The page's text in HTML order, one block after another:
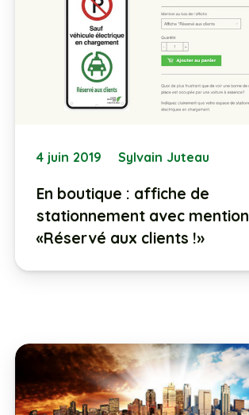
4 juin 2019 Sylvain Juteau
En boutique : affiche de
stationnement avec mention
«Réservé aux clients !»